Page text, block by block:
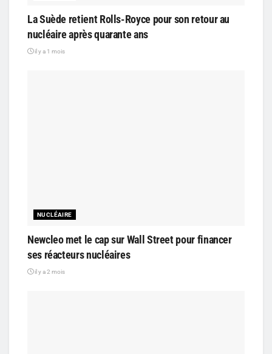
La Suède retient Rolls-Royce pour son retour au
nucléaire après quarante ans
il y a 1 mois
NUCLÉAIRE
Newcleo met le cap sur Wall Street pour financer
ses réacteurs nucléaires
il y a 2 mois